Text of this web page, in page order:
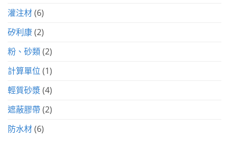
灌注材(6)
矽利康(2)
粉、砂類(2)
計算單位 (1)
輕質砂漿(4)
遮蔽膠帶 (2)
防水材(6)